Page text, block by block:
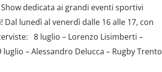
dedicata ai grandi eventi sportivi
lunedì al venerdì dalle 16 alle 17, con
8 luglio – Lorenzo Lisimberti –
– Alessandro Delucca – Rugby Trento